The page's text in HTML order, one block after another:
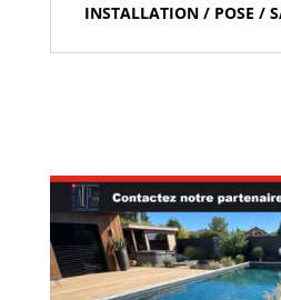
INSTALLATION / POSE /